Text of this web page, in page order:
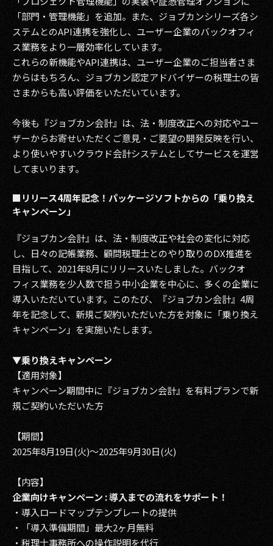
2017
2016
2015
2013
2012
2010
2009
「部門・管理機能」を追加。また、ジョブカンシリーズ各シ
ステムとのAPI連携を強化し、ユーザー企業のバックオフィ
ス業務をより一層効率化しています。
これらの新機能やAPI連携は、ユーザー企業のご担当者さま
からはもちろん、ジョブカン認定アドバイザーの税理士の皆
さまからも高い評価をいただいています。
今後も『ジョブカン会計』は、法・制度改正への対応やユー
ザーからお寄せいただくご意見・ご要望の開発反映を行い、
より使いやすいクラウド会計システムとしてサービスを運営
してまいります。
■リリース4周年記念！パッケージソフトからの「乗り換え
キャンペーン」
『ジョブカン会計』は、法・制度改正や社会の変化に対応
し、日々の記帳業務、顧問税理士とのやり取りのDX推進を
目指して、2021年8月にリリースいたしました。バックオ
フィス業務を少人数で担う中小企業を中心に、多くの企業に
導入いただいています。このたび、『ジョブカン会計』4周
年を記念して、新規ご契約いただいた方を対象に「乗り換え
キャンペーン」を実施いたします。
▼乗り換えキャンペーン
【適用対象】
キャンペーン期間中に『ジョブカン会計』を有料プランで新
規ご契約いただいた方
【期間】
2025年8月19日(火)～2025年9月30日(火)
【内容】
企業向けキャンペーン : 導入までの流れをサポート！
・導入ロードマップテンプレートの提供
・「導入準備期間」最大2ヶ月無料
・税理士事務所への操作説明を代行